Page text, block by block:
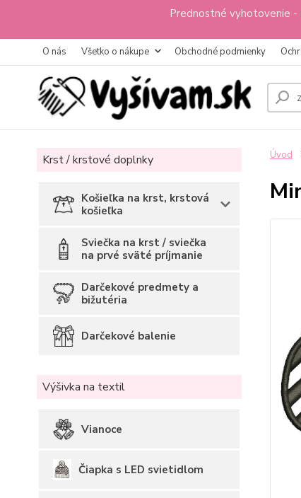
Prednostné vyhotovenie -
O nás Všetko o nákupe Obchodné podmienky
Krst / krstové doplnky
Košieľka na krst, krstová
košieľka
Sviečka na krst / sviečka
na prvé sväté príjmanie
Darčekové predmety a
bižutéria
Darčekové balenie
Výšivka na textil
Vianoce
Čiapka s LED svietidlom
Úvod